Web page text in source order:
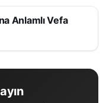
Anlamlı Vefa